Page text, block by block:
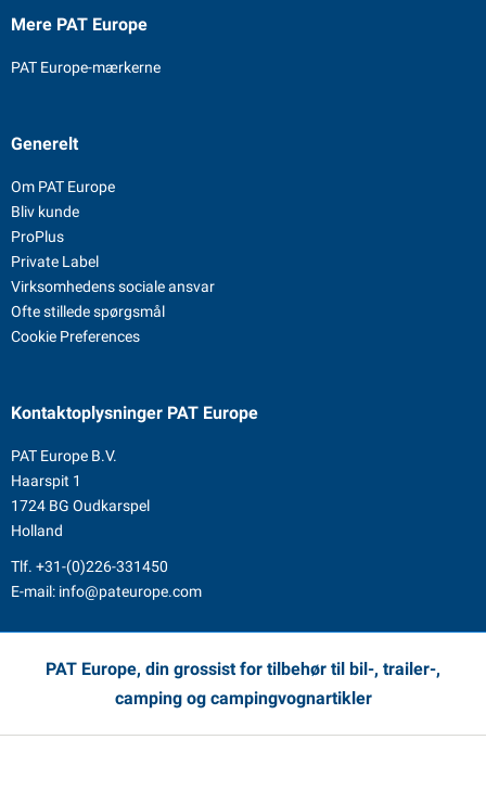
Mere PAT Europe
PAT Europe-mærkerne
Generelt
Om PAT Europe
Bliv kunde
ProPlus
Private Label
Virksomhedens sociale ansvar
Ofte stillede spørgsmål
Cookie Preferences
Kontaktoplysninger PAT Europe
PAT Europe B.V.
Haarspit 1
1724 BG Oudkarspel
Holland
Tlf. +31-(0)226-331450
E-mail: info@pateurope.com
PAT Europe, din grossist for tilbehør til bil-, trailer-,
camping og campingvognartikler